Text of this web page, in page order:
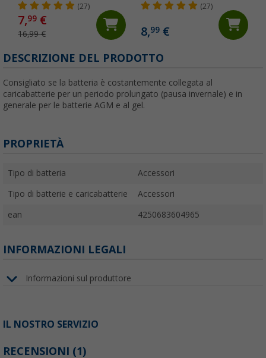
(27)
7,99 €
16,99 €
(27)
8,99€
DESCRIZIONE DEL PRODOTTO
Consigliato se la batteria è costantemente collegata al
caricabatterie per un periodo prolungato (pausa invernale) e in
generale per le batterie AGM e al gel.
PROPRIETÀ
Tipo di batteria Accessori
Tipo di batterie e caricabatterie Accessori
ean 4250683604965
INFORMAZIONI LEGALI
Informazioni sul produttore
IL NOSTRO SERVIZIO
RECENSIONI (1)